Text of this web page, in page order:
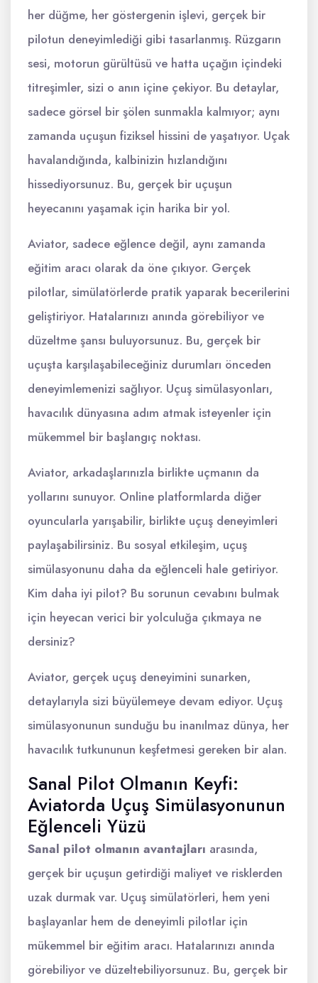
her düğme, her göstergenin işlevi, gerçek bir
pilotun deneyimlediği gibi tasarlanmış. Rüzgarın
sesi, motorun gürültüsü ve hatta uçağın içindeki
titreşimler, sizi o anın içine çekiyor. Bu detaylar,
sadece görsel bir şölen sunmakla kalmıyor; aynı
zamanda uçuşun fiziksel hissini de yaşatıyor. Uçak
havalandığında, kalbinizin hızlandığını
hissediyorsunuz. Bu, gerçek bir uçuşun
heyecanını yaşamak için harika bir yol.
Aviator, sadece eğlence değil, aynı zamanda
eğitim aracı olarak da öne çıkıyor. Gerçek
pilotlar, simülatörlerde pratik yaparak becerilerini
geliştiriyor. Hatalarınızı anında görebiliyor ve
düzeltme şansı buluyorsunuz. Bu, gerçek bir
uçuşta karşılaşabileceğiniz durumları önceden
deneyimlemenizi sağlıyor. Uçuş simülasyonları,
havacılık dünyasına adım atmak isteyenler için
mükemmel bir başlangıç noktası.
Aviator, arkadaşlarınızla birlikte uçmanın da
yollarını sunuyor. Online platformlarda diğer
oyuncularla yarışabilir, birlikte uçuş deneyimleri
paylaşabilirsiniz. Bu sosyal etkileşim, uçuş
simülasyonunu daha da eğlenceli hale getiriyor.
Kim daha iyi pilot? Bu sorunun cevabını bulmak
için heyecan verici bir yolculuğa çıkmaya ne
dersiniz?
Aviator, gerçek uçuş deneyimini sunarken,
detaylarıyla sizi büyülemeye devam ediyor. Uçuş
simülasyonunun sunduğu bu inanılmaz dünya, her
havacılık tutkununun keşfetmesi gereken bir alan.
Sanal Pilot Olmanın Keyfi:
Aviatorda Uçuş Simülasyonunun
Eğlenceli Yüzü
Sanal pilot olmanın avantajları arasında,
gerçek bir uçuşun getirdiği maliyet ve risklerden
uzak durmak var. Uçuş simülatörleri, hem yeni
başlayanlar hem de deneyimli pilotlar için
mükemmel bir eğitim aracı. Hatalarınızı anında
görebiliyor ve düzeltebiliyorsunuz. Bu, gerçek bir